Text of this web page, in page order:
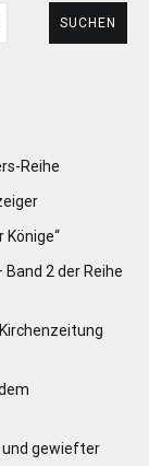
Reihe
Könige“
2 der Reihe
und gewiefter